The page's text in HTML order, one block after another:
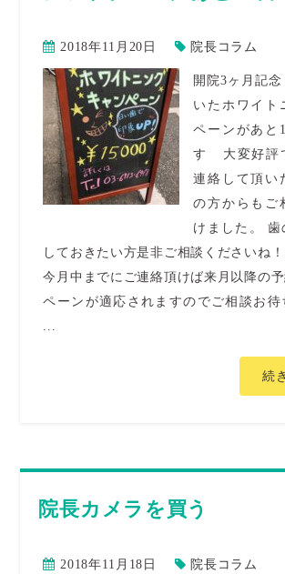
2018年11月20日 院長コラム
開院3ヶ月記
いたホワイト
ペーンがあと
す 大変好評
連絡して頂い
の方からもご
けました。 歯
しておきたい方是非ご相談くださいね
今月中までにご連絡頂けば来月以降の
ペーンが適応されますのでご相談お待
...
続
院長カメラを買う
2018年11月18日 院長コラム